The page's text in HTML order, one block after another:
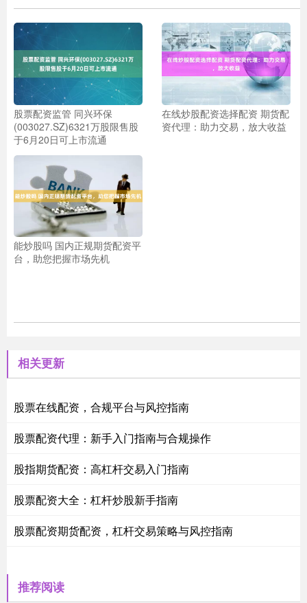
股票配资监管 同兴环保
(003027.SZ)6321万股限售股
于6月20日可上市流通
在线炒股配资选择配资 期货配
资代理：助力交易，放大收益
能炒股吗 国内正规期货配资平
台，助您把握市场先机
相关更新
股票在线配资，合规平台与风控指南
股票配资代理：新手入门指南与合规操作
股指期货配资：高杠杆交易入门指南
股票配资大全：杠杆炒股新手指南
股票配资期货配资，杠杆交易策略与风控指南
推荐阅读